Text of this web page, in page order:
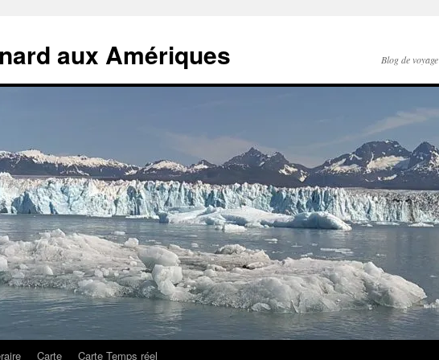
aux Amériques Blog de voyage
Carte Carte Temps réel